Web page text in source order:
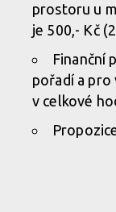
prostoru u
je 500,- Kč
Finanční
pořadí a
v celkové